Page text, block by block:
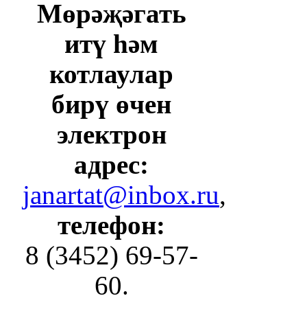
Мөрәҗәгать
итү һәм
котлаулар
бирү өчен
электрон
адрес:
janartat@inbox.ru,
телефон:
8 (3452) 69-57-
60.